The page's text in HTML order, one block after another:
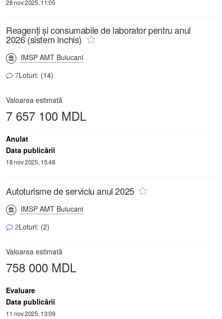
28 nov 2025, 11:05
Reagenți și consumabile de laborator pentru anul
2026 (sistem închis)
IMSP AMT Buiucani
7Loturi: (14)
Valoarea estimată
7 657 100 MDL
Anulat
Data publicării
18 nov 2025, 15:48
Autoturisme de serviciu anul 2025
IMSP AMT Buiucani
2Loturi: (2)
Valoarea estimată
758 000 MDL
Evaluare
Data publicării
11 nov 2025, 13:09